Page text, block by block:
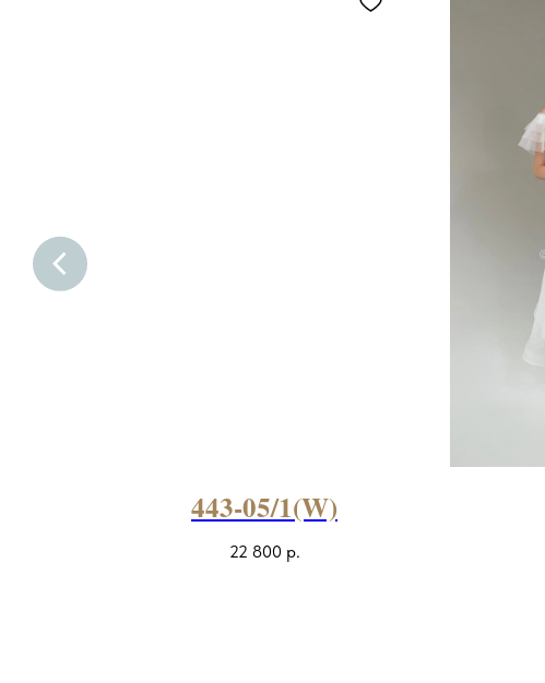
443-05/1(W)
22 800 р.